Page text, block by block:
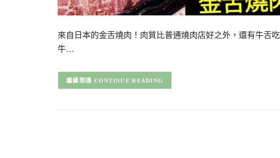
來自日本的金舌燒肉！肉質比普通燒肉店好之外，還有牛舌
牛…
CONTINUE READING